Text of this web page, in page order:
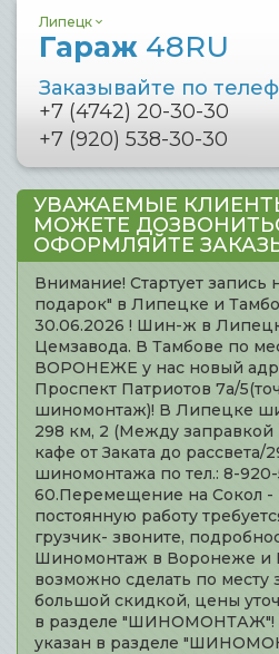
Липецк
Гараж 48RU
Заказывайте по
+7 (4742) 20-30-30
+7 (920) 538-30-30
УВАЖАЕМЫЕ
МОЖЕТЕ
ОФОРМЛЯЙТЕ
Внимание! Стартует
подарок" в Липецке и
30.06.2026 ! Шин-ж в
Цемзавода. В Тамбове по
ВОРОНЕЖЕ у нас новый
Проспект Патриотов 7а/
шиномонтаж)! В Липецке
298 км, 2 (Между
кафе от Заката до рассвета/
шиномонтажа по тел.: 8-
60.Перемещение на Сокол -
постоянную работу
грузчик- звоните,
Шиномонтаж в Воронеже и
возможно сделать по
большой скидкой, цены
в разделе "ШИНОМОНТАЖ"!
указан в разделе